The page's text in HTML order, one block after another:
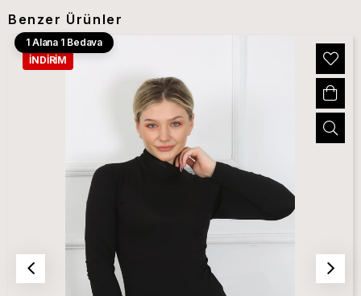
Benzer Ürünler
1 Alana 1 Bedava
İNDIRIM